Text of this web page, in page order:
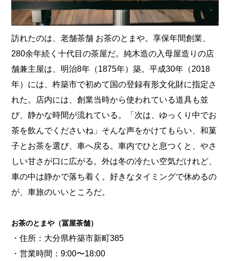
訪れたのは、老舗茶舗 お茶のとまや。享保年間創業、
280余年続く十代目の茶屋だ。純木造の入母屋造りの店
舗兼主屋は、明治8年（1875年）築。平成30年（2018
年）には、杵築市で初めて国の登録有形文化財に指定さ
れた。店内には、創業当時から使われている道具も並
び、静かな時間が流れている。「次は、ゆっくり中でお
茶を飲んでくださいね」そんな声をかけてもらい、和菓
子とお茶を選び、車へ戻る。車内でひと息つくと、やさ
しい甘さが口に広がる。外は冬の冷たい空気だけれど、
車の中は静かで落ち着く。好きなタイミングで休めるの
が、車旅のいいところだ。
お茶のとまや（冨屋茶舗）
・住所：大分県杵築市新町385
・営業時間：9:00〜18:00